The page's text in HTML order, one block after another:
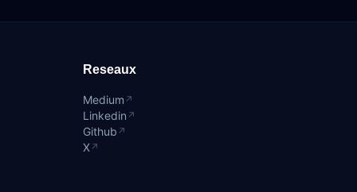
Reseaux
Medium ↗
Linkedin ↗
Github ↗
X ↗